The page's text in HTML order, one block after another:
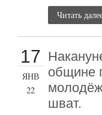
Читать
17
ЯНВ
22
общине
шват.